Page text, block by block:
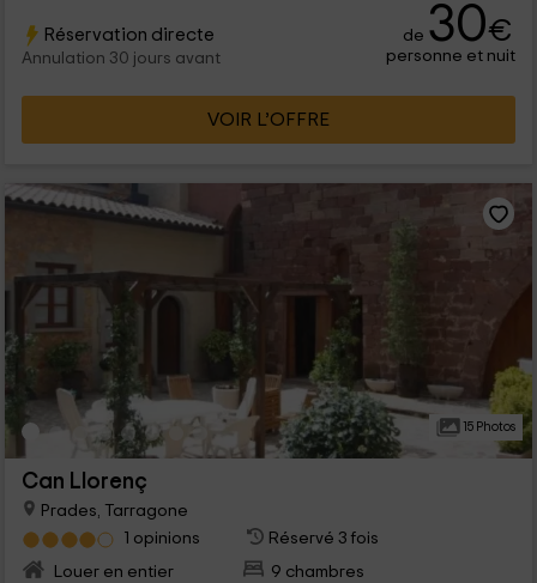
profiter d'espaces pleins de charme et d'éléments très
fonctionnels à l'intérieur.
Réservation directe
Annulation 30 jours avant
de 30€
personne et nuit
VOIR L’OFFRE
15 Photos
Can Llorenç
Prades, Tarragone
1 opinions
Réservé 3 fois
Louer en entier
9 chambres